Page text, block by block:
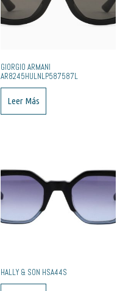
GIORGIO ARMANI
AR8245HULNLP587587L
Leer Más
HALLY & SON HSA44S